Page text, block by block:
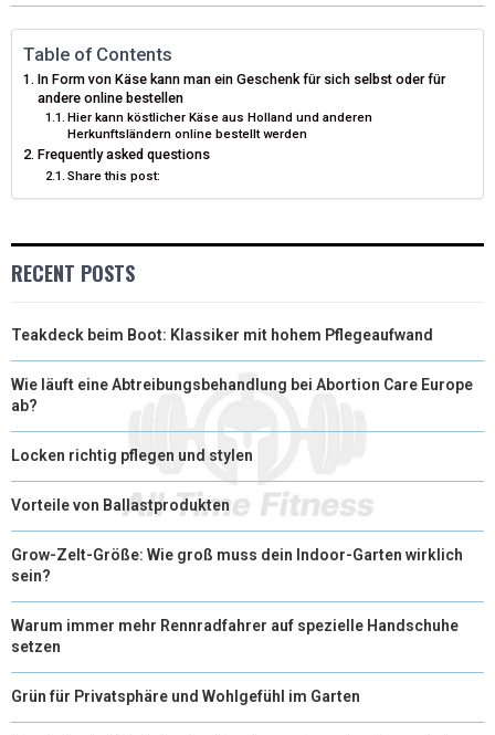
T
T
E
R
)
O
K
R
S
T
D
N
Table of Contents
In Form von Käse kann man ein Geschenk für sich selbst oder für
andere online bestellen
Hier kann köstlicher Käse aus Holland und anderen
Herkunftsländern online bestellt werden
Frequently asked questions
Share this post:
RECENT POSTS
Teakdeck beim Boot: Klassiker mit hohem Pflegeaufwand
Wie läuft eine Abtreibungsbehandlung bei Abortion Care Europe
ab?
Locken richtig pflegen und stylen
Vorteile von Ballastprodukten
Grow-Zelt-Größe: Wie groß muss dein Indoor-Garten wirklich
sein?
Warum immer mehr Rennradfahrer auf spezielle Handschuhe
setzen
Grün für Privatsphäre und Wohlgefühl im Garten